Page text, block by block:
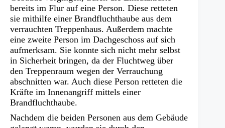
bereits im Flur auf eine Person. Diese retteten
sie mithilfe einer Brandfluchthaube aus dem
verrauchten Treppenhaus. Außerdem machte
eine zweite Person im Dachgeschoss auf sich
aufmerksam. Sie konnte sich nicht mehr selbst
in Sicherheit bringen, da der Fluchtweg über
den Treppenraum wegen der Verrauchung
abschnitten war. Auch diese Person retteten die
Kräfte im Innenangriff mittels einer
Brandfluchthaube.
Nachdem die beiden Personen aus dem Gebäude